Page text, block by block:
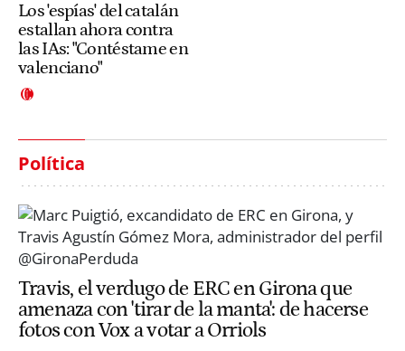
Los 'espías' del catalán
estallan ahora contra
las IAs: "Contéstame en
valenciano"
Política
Travis, el verdugo de ERC en Girona que
amenaza con 'tirar de la manta': de hacerse
fotos con Vox a votar a Orriols